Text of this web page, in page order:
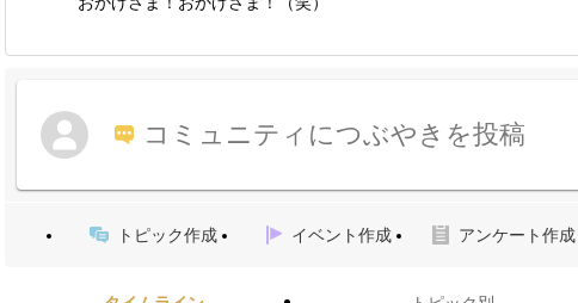
コミュニティにつぶやきを投稿
トピック作成 イベント作成 アンケート作成